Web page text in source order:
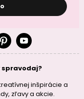
spravodaj?
inšpirácie a
zľavy a akcie.